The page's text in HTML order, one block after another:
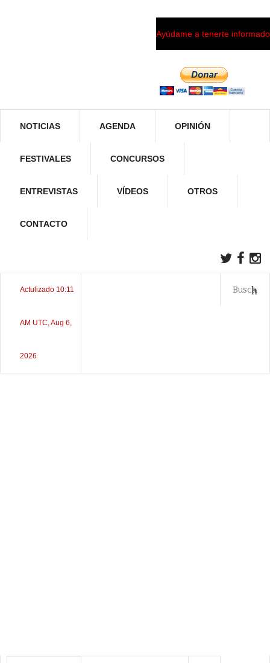
Ayúdame a tenerte informado
NOTICIAS AGENDA OPINIÓN
FESTIVALES CONCURSOS
ENTREVISTAS VÍDEOS OTROS
CONTACTO
Actulizado 10:11
AM UTC, Aug 6,
2026